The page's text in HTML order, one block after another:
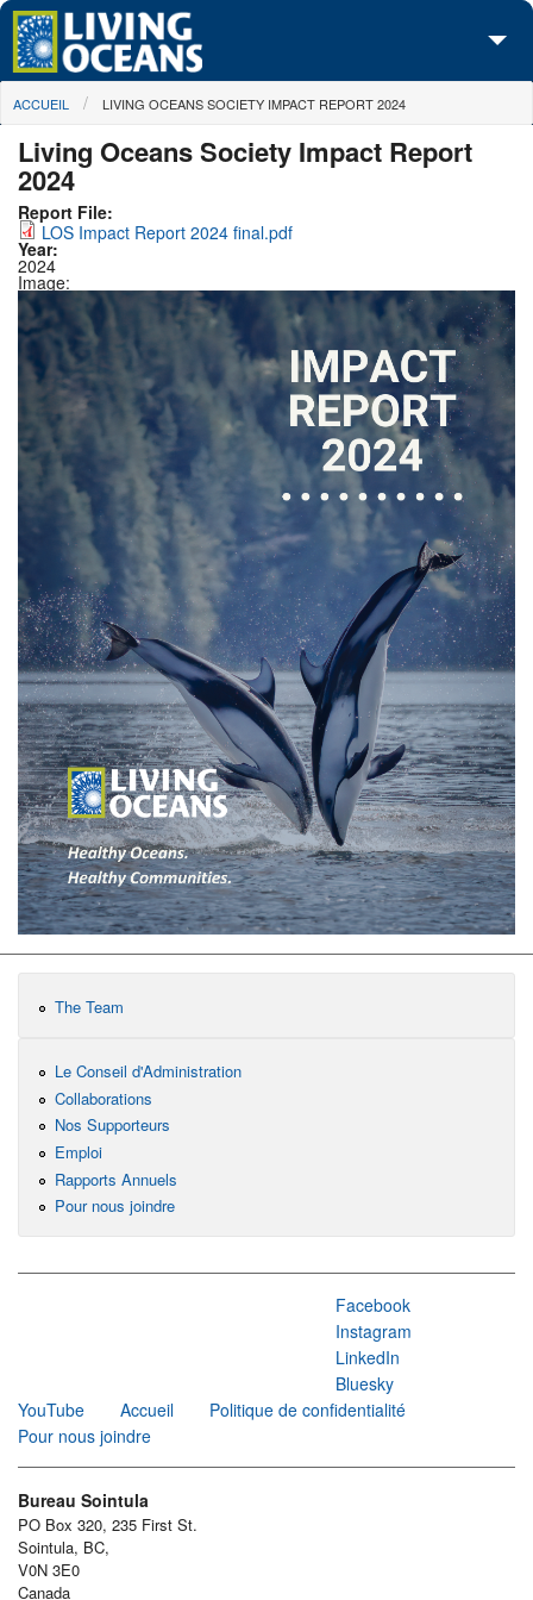
Skip to main content
À propos de nous
Nos campagnes
Centre des Médias
Les Cartes
Passez à l'action
You are here
ACCUEIL LIVING OCEANS SOCIETY IMPACT REPORT 2024
Living Oceans Society Impact Report
2024
Report File:
LOS Impact Report 2024 final.pdf
Year:
2024
Image:
The Team
Le Conseil d'Administration
Collaborations
Nos Supporteurs
Emploi
Rapports Annuels
Pour nous joindre
Facebook
Instagram
LinkedIn
Bluesky
YouTube
Accueil
Politique de confidentialité
Pour nous joindre
Bureau Sointula
PO Box 320, 235 First St.
Sointula, BC,
V0N 3E0
Canada